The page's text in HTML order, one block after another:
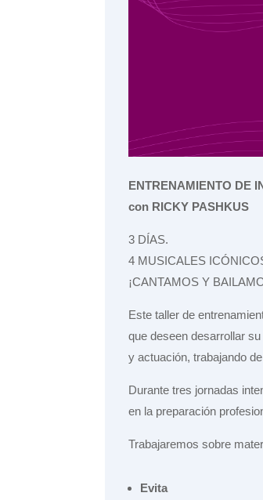
ENTRENAMIENTO DE
con RICKY PASHKUS
3 DÍAS.
4 MUSICALES
¡CANTAMOS Y
Este taller de
que deseen desarrollar
y actuación, trabajando
Durante tres jornadas
en la preparación
Trabajaremos sobre
Evita